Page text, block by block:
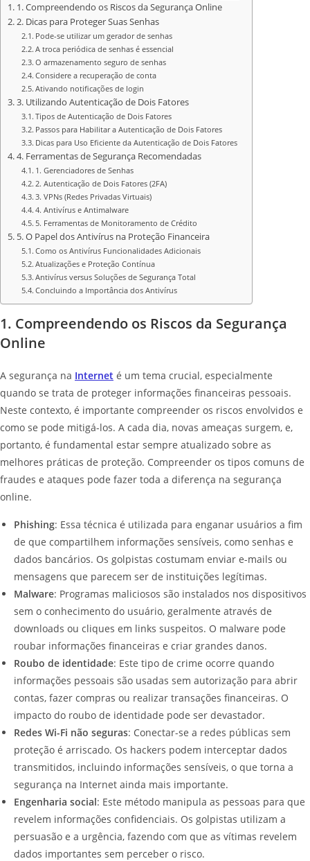
1. Compreendendo os Riscos da Segurança Online
2. Dicas para Proteger Suas Senhas
Pode-se utilizar um gerador de senhas
A troca periódica de senhas é essencial
O armazenamento seguro de senhas
Considere a recuperação de conta
Ativando notificações de login
3. Utilizando Autenticação de Dois Fatores
Tipos de Autenticação de Dois Fatores
Passos para Habilitar a Autenticação de Dois Fatores
Dicas para Uso Eficiente da Autenticação de Dois Fatores
4. Ferramentas de Segurança Recomendadas
1. Gerenciadores de Senhas
2. Autenticação de Dois Fatores (2FA)
3. VPNs (Redes Privadas Virtuais)
4. Antivírus e Antimalware
5. Ferramentas de Monitoramento de Crédito
5. O Papel dos Antivírus na Proteção Financeira
Como os Antivírus Funcionalidades Adicionais
Atualizações e Proteção Contínua
Antivírus versus Soluções de Segurança Total
Concluindo a Importância dos Antivírus
1. Compreendendo os Riscos da Segurança
Online
A segurança na Internet é um tema crucial, especialmente
quando se trata de proteger informações financeiras pessoais.
Neste contexto, é importante compreender os riscos envolvidos e
como se pode mitigá-los. A cada dia, novas ameaças surgem, e,
portanto, é fundamental estar sempre atualizado sobre as
melhores práticas de proteção. Compreender os tipos comuns de
fraudes e ataques pode fazer toda a diferença na segurança
online.
Phishing: Essa técnica é utilizada para enganar usuários a fim
de que compartilhem informações sensíveis, como senhas e
dados bancários. Os golpistas costumam enviar e-mails ou
mensagens que parecem ser de instituições legítimas.
Malware: Programas maliciosos são instalados nos dispositivos
sem o conhecimento do usuário, geralmente através de
downloads ou cliques em links suspeitos. O malware pode
roubar informações financeiras e criar grandes danos.
Roubo de identidade: Este tipo de crime ocorre quando
informações pessoais são usadas sem autorização para abrir
contas, fazer compras ou realizar transações financeiras. O
impacto do roubo de identidade pode ser devastador.
Redes Wi-Fi não seguras: Conectar-se a redes públicas sem
proteção é arriscado. Os hackers podem interceptar dados
transmitidos, incluindo informações sensíveis, o que torna a
segurança na Internet ainda mais importante.
Engenharia social: Este método manipula as pessoas para que
revelem informações confidenciais. Os golpistas utilizam a
persuasão e a urgência, fazendo com que as vítimas revelem
dados importantes sem perceber o risco.